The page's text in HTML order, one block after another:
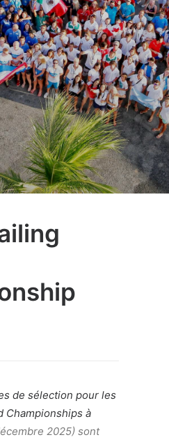
de sélection pour les
Championships à
2025) sont